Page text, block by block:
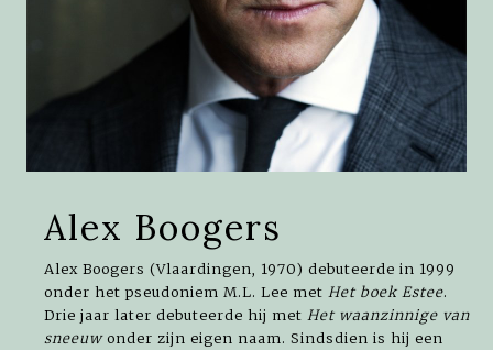
Alex Boogers
Alex Boogers (Vlaardingen, 1970) debuteerde in 1999
onder het pseudoniem M.L. Lee met Het boek Estee.
Drie jaar later debuteerde hij met Het waanzinnige van
sneeuwonder zijn eigen naam. Sindsdien is hij een